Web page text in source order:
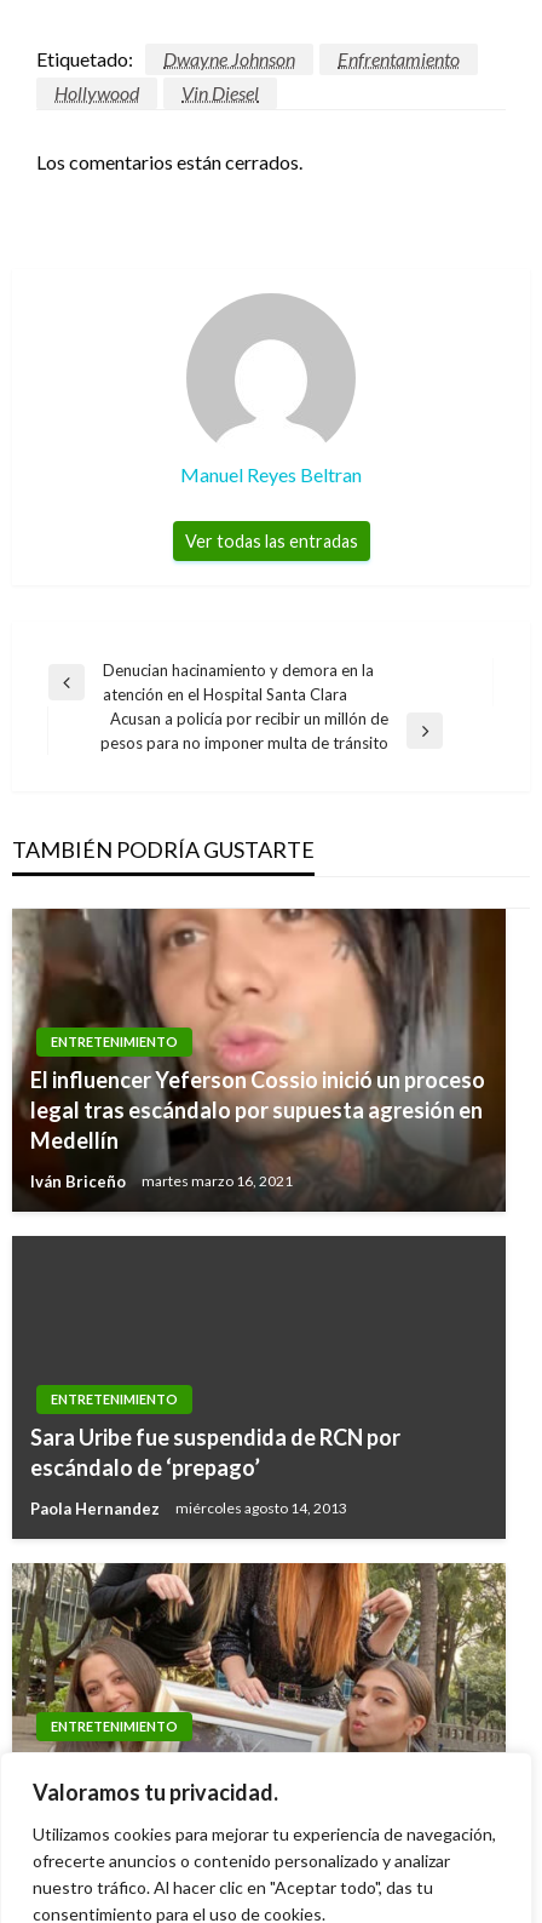
Valoramos tu privacidad.
Utilizamos cookies para mejorar tu experiencia de navegación,
ofrecerte anuncios o contenido personalizado y analizar
nuestro tráfico. Al hacer clic en "Aceptar todo", das tu
consentimiento para el uso de cookies.
Etiquetado: Dwayne Johnson
Enfrentamiento
Hollywood
Vin Diesel
Los comentarios están cerrados.
Manuel Reyes Beltran
Ver todas las entradas
Navegación
entradas
Entrada
Denucian hacinamiento y demora en la
atención en el Hospital Santa Clara
Entrada
Acusan a policía por recibir un millón de
pesos para no imponer multa de tránsito
TAMBIÉN PODRÍA GUSTARTE
ENTRETENIMIENTO
El influencer Yeferson Cossio inició un proceso
legal tras escándalo por supuesta agresión en
Medellín
Iván Briceño martes marzo 16, 2021
ENTRETENIMIENTO
Sara Uribe fue suspendida de RCN por
escándalo de ‘prepago’
Paola Hernandez miércoles agosto 14, 2013
ENTRETENIMIENTO
«Vente Conmigo»
Iván Briceño lunes marzo 16, 2020
ENTRETENIMIENTO
Vida de Britney Spears inspira película para
Andres Felipe Gama jueves agosto 25, 2016